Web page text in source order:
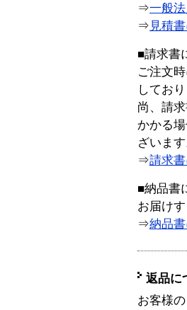
⇒一般
⇒ 見積
■請求書
ご注文
しており
尚、請
かかる
ざいます
⇒請求
■納品書
お届け
⇒納品
返品に
お客様